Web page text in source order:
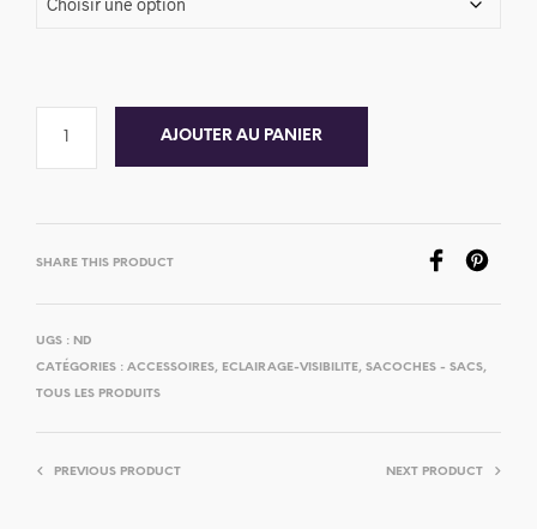
AJOUTER AU PANIER
SHARE THIS PRODUCT
UGS : ND
CATÉGORIES : ACCESSOIRES, ECLAIRAGE-VISIBILITE, SACOCHES - SACS,
TOUS LES PRODUITS
PREVIOUS PRODUCT NEXT PRODUCT